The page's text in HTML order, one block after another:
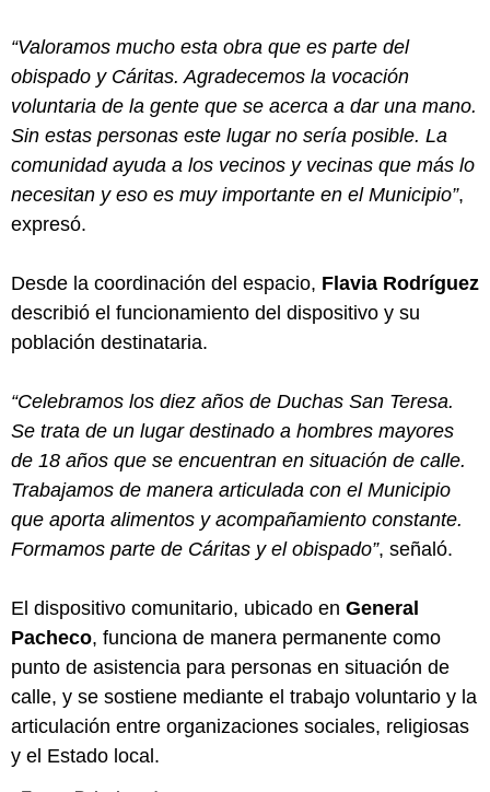
“Valoramos mucho esta obra que es parte del
obispado y Cáritas. Agradecemos la vocación
voluntaria de la gente que se acerca a dar una mano.
Sin estas personas este lugar no sería posible. La
comunidad ayuda a los vecinos y vecinas que más lo
necesitan y eso es muy importante en el Municipio”,
expresó.
Desde la coordinación del espacio, Flavia Rodríguez
describió el funcionamiento del dispositivo y su
población destinataria.
“Celebramos los diez años de Duchas San Teresa.
Se trata de un lugar destinado a hombres mayores
de 18 años que se encuentran en situación de calle.
Trabajamos de manera articulada con el Municipio
que aporta alimentos y acompañamiento constante.
Formamos parte de Cáritas y el obispado”, señaló.
El dispositivo comunitario, ubicado en General
Pacheco, funciona de manera permanente como
punto de asistencia para personas en situación de
calle, y se sostiene mediante el trabajo voluntario y la
articulación entre organizaciones sociales, religiosas
y el Estado local.